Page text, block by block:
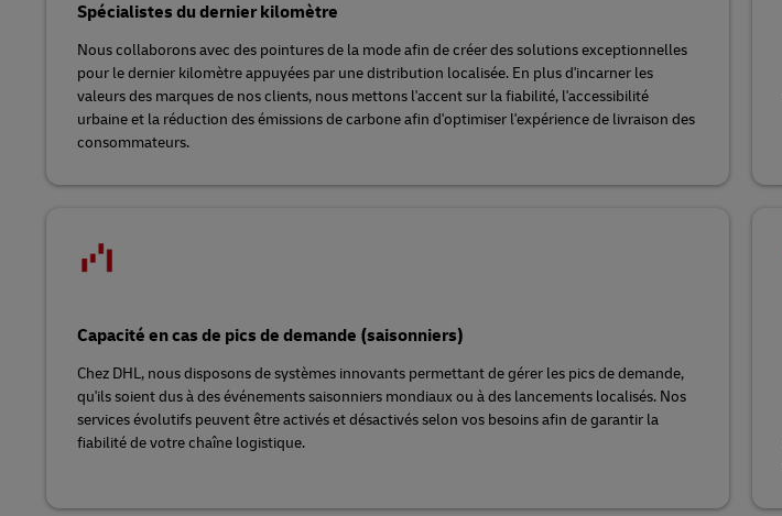
Spécialistes du dernier kilomètre
Nous collaborons avec des pointures de la mode afin de créer des solutions exceptionnelles
pour le dernier kilomètre appuyées par une distribution localisée. En plus d'incarner les
valeurs des marques de nos clients, nous mettons l'accent sur la fiabilité, l'accessibilité
urbaine et la réduction des émissions de carbone afin d'optimiser l'expérience de livraison des
consommateurs.
Capacité en cas de pics de demande (saisonniers)
Chez DHL, nous disposons de systèmes innovants permettant de gérer les pics de demande,
qu'ils soient dus à des événements saisonniers mondiaux ou à des lancements localisés. Nos
services évolutifs peuvent être activés et désactivés selon vos besoins afin de garantir la
fiabilité de votre chaîne logistique.